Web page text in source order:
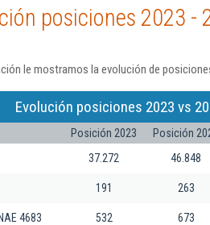
posiciones 2023 -
le mostramos la evolución de
Evolución posiciones 2023 vs
Posición 2023 Posición
37.272 46.848
191 263
4683 532 673